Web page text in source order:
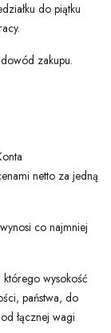
do piątku
zakupu.
netto za jedną
co najmniej
którego wysokość
państwa, do
łącznej wagi